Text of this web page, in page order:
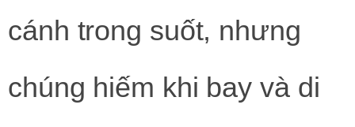
cánh trong suốt, nhưng
chúng hiếm khi bay và di